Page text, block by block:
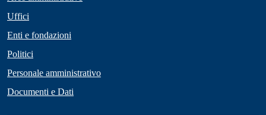
Uffici
Enti e fondazioni
Politici
Personale amministrativo
Documenti e Dati